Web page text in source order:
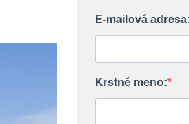
E-mailová adresa:
Krstné meno: